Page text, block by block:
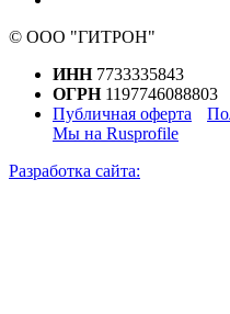
© ООО "ГИТРОН"
ИНН7733335843
ОГРН1197746088803
Публичная оферта
Мы на Rusprofile
Разработка сайта: